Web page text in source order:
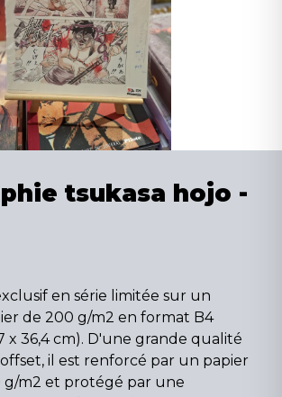
tsukasa hojo -
en série limitée sur un
de 200 g/m2 en format B4
x 36,4 cm). D'une grande qualité
il est renforcé par un papier
g/m2 et protégé par une